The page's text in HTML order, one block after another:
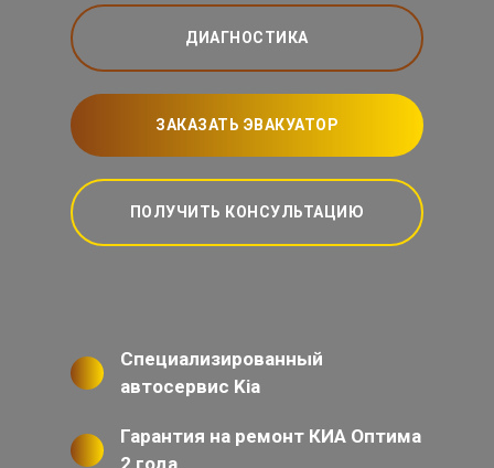
ДИАГНОСТИКА
ЗАКАЗАТЬ ЭВАКУАТОР
ПОЛУЧИТЬ КОНСУЛЬТАЦИЮ
Специализированный
автосервис Kia
Гарантия на ремонт КИА Оптима